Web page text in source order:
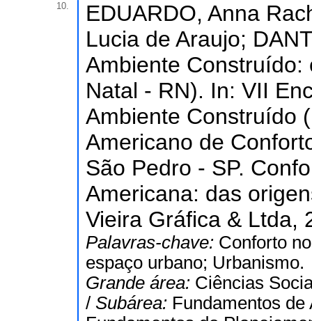
10.
EDUARDO, Anna
Lucia de Araujo;
Ambiente
Natal - RN). In: VII
Ambiente Construído
Americano de
São Pedro - SP.
Americana: das
Vieira Gráfica & Ltda,
Palavras-chave: Conforto
espaço urbano; Urbanismo.
Grande área: Ciências
/ Subárea: Fundamentos